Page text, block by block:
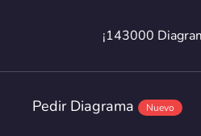
¡143000
¡143000
Pedir Diagrama Nuevo